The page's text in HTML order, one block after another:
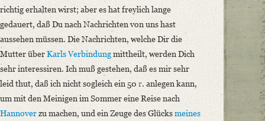
Language
German
Editors
Bamberg, Claudia
Varwig, Olivia
richtig erhalten wirst; aber es hat freylich lange
gedauert, daß Du nach Nachrichten von uns hast
aussehen müssen. Die Nachrichten, welche Dir die
Mutter überKarlsVerbindungmittheilt, werden Dich
sehr interessiren. Ich muß gestehen, daß es mir sehr
leid thut, daß ich nicht sogleich ein 50 r. anlegen kann,
um mit den Meinigen im Sommer eine Reise nach
Hannoverzu machen, und ein Zeuge des Glücksmeines